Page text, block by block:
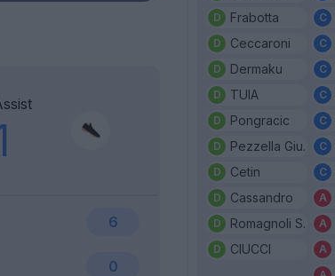
6
0
Frabotta
Ceccaroni
Dermaku
TUIA
Pongracic
Pezzella Giu.
Cetin
Cassandro
Romagnoli S.
CIUCCI